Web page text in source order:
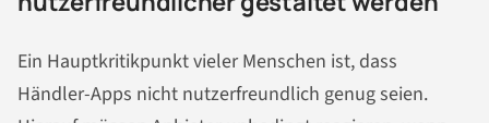
Ein Hauptkritikpunkt vieler Menschen ist, dass
Händler-Apps nicht nutzerfreundlich genug seien.